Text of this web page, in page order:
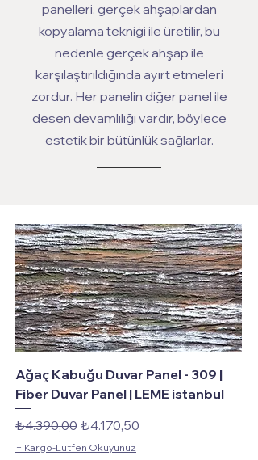
panelleri, gerçek ahşaplardan
kopyalama tekniği ile üretilir, bu
nedenle gerçek ahşap ile
karşılaştırıldığında ayırt etmeleri
zordur. Her panelin diğer panel ile
desen devamlılığı vardır, böylece
estetik bir bütünlük sağlarlar.
Ağaç Kabuğu Duvar Panel - 309 |
Fiber Duvar Panel | LEME istanbul
Normal Fiyat
₺4.390,00 İndirimli Fiyat
₺4.170,50
+ Kargo-Lütfen Okuyunuz